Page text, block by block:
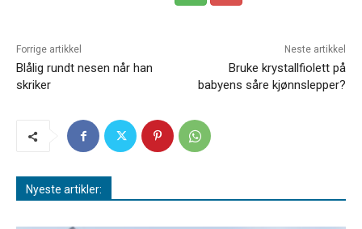
Forrige artikkel
Blålig rundt nesen når han
skriker
Neste artikkel
Bruke krystallfiolett på
babyens såre kjønnslepper?
Nyeste artikler: